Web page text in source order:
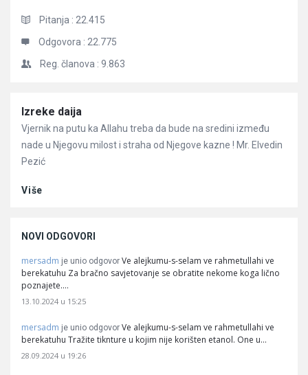
Pitanja : 22.415
Odgovora : 22.775
Reg. članova : 9.863
Članci
Izreke daija
Vjernik na putu ka Allahu treba da bude na sredini između
nade u Njegovu milost i straha od Njegove kazne ! Mr. Elvedin
Pezić
Više
NOVI ODGOVORI
mersadm je unio odgovor Ve alejkumu-s-selam ve rahmetullahi ve
berekatuhu Za bračno savjetovanje se obratite nekome koga lično
poznajete.…
13.10.2024 u 15:25
mersadm je unio odgovor Ve alejkumu-s-selam ve rahmetullahi ve
berekatuhu Tražite tiknture u kojim nije korišten etanol. One u…
28.09.2024 u 19:26